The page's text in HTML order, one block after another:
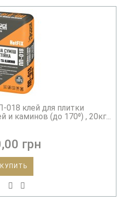
клей для плитки
и каминов (до 170⁰) , 20кг...
грн
КУПИТЬ